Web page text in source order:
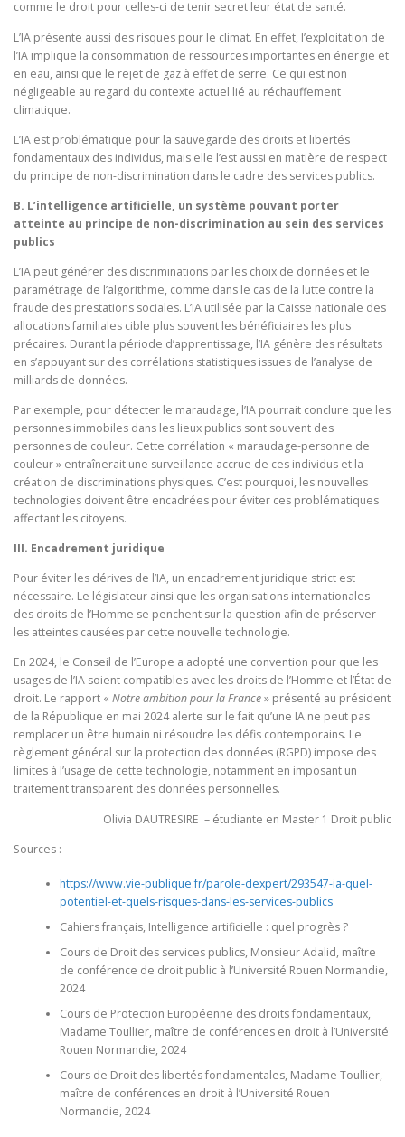
comme le droit pour celles-ci de tenir secret leur état de santé.
L’IA présente aussi des risques pour le climat. En effet, l’exploitation de
l’IA implique la consommation de ressources importantes en énergie et
en eau, ainsi que le rejet de gaz à effet de serre. Ce qui est non
négligeable au regard du contexte actuel lié au réchauffement
climatique.
L’IA est problématique pour la sauvegarde des droits et libertés
fondamentaux des individus, mais elle l’est aussi en matière de respect
du principe de non-discrimination dans le cadre des services publics.
B. L’intelligence artificielle, un système pouvant porter
atteinte au principe de non-discrimination au sein des services
publics
L’IA peut générer des discriminations par les choix de données et le
paramétrage de l’algorithme, comme dans le cas de la lutte contre la
fraude des prestations sociales. L’IA utilisée par la Caisse nationale des
allocations familiales cible plus souvent les bénéficiaires les plus
précaires. Durant la période d’apprentissage, l’IA génère des résultats
en s’appuyant sur des corrélations statistiques issues de l’analyse de
milliards de données.
Par exemple, pour détecter le maraudage, l’IA pourrait conclure que les
personnes immobiles dans les lieux publics sont souvent des
personnes de couleur. Cette corrélation « maraudage-personne de
couleur » entraînerait une surveillance accrue de ces individus et la
création de discriminations physiques. C’est pourquoi, les nouvelles
technologies doivent être encadrées pour éviter ces problématiques
affectant les citoyens.
III. Encadrement juridique
Pour éviter les dérives de l’IA, un encadrement juridique strict est
nécessaire. Le législateur ainsi que les organisations internationales
des droits de l’Homme se penchent sur la question afin de préserver
les atteintes causées par cette nouvelle technologie.
En 2024, le Conseil de l’Europe a adopté une convention pour que les
usages de l’IA soient compatibles avec les droits de l’Homme et l’État de
droit. Le rapport « Notre ambition pour la France» présenté au président
de la République en mai 2024 alerte sur le fait qu’une IA ne peut pas
remplacer un être humain ni résoudre les défis contemporains. Le
règlement général sur la protection des données (RGPD) impose des
limites à l’usage de cette technologie, notamment en imposant un
traitement transparent des données personnelles.
Olivia DAUTRESIRE – étudiante en Master 1 Droit public
Sources :
https://www.vie-publique.fr/parole-dexpert/293547-ia-quel-
potentiel-et-quels-risques-dans-les-services-publics
Cahiers français, Intelligence artificielle : quel progrès ?
Cours de Droit des services publics, Monsieur Adalid, maître
de conférence de droit public à l’Université Rouen Normandie,
2024
Cours de Protection Européenne des droits fondamentaux,
Madame Toullier, maître de conférences en droit à l’Université
Rouen Normandie, 2024
Cours de Droit des libertés fondamentales, Madame Toullier,
maître de conférences en droit à l’Université Rouen
Normandie, 2024